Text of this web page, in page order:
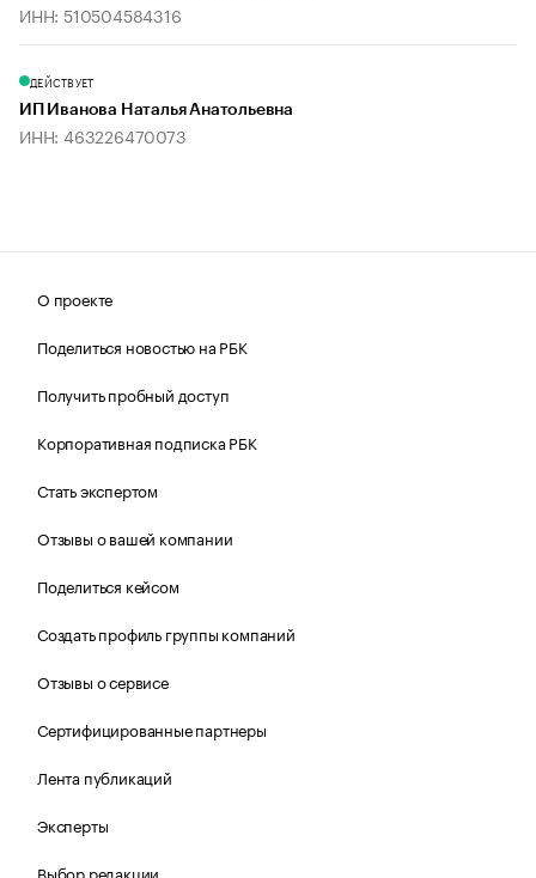
ИНН: 510504584316
ДЕЙСТВУЕТ
ИП Иванова Наталья Анатольевна
ИНН: 463226470073
О проекте
Поделиться новостью на РБК
Получить пробный доступ
Корпоративная подписка РБК
Стать экспертом
Отзывы о вашей компании
Поделиться кейсом
Создать профиль группы компаний
Отзывы о сервисе
Сертифицированные партнеры
Лента публикаций
Эксперты
Выбор редакции